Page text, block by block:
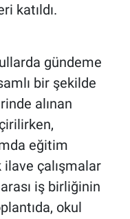
katıldı.
gündeme
bir şekilde
alınan
eğitim
çalışmalar
iş birliğinin
okul